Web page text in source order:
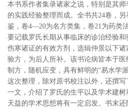
本书系作者集录诸家之说，特别是其
的实践经验整理而成。全书共24卷，
鉴，卷4—20为名方类集，卷21为药类
要记载罗氏长期从事临床的诊治经验
伤寒诸证的有效方剂，选辑仲景以下
验方，为后人所补。该书论病皆本于
制方，随机应变，具有鲜明的“易水学
这次整理，除对原书校注以外，还撰写
一文，介绍了罗氏的生平以及学术建
天益的学术思想将有一定启发。书末